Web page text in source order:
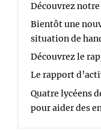
Découvrez
Bientôt une
situation de
Découvrez le
Le rapport
Quatre lycéens
pour aider des